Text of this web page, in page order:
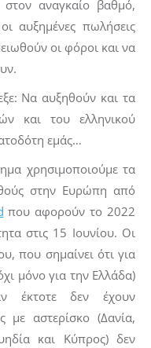
στον αναγκαίο βαθμό,
αυξημένες πωλήσεις
οι φόροι και να
Να αυξηθούν και τα
και του ελληνικού
εμάς…
χρησιμοποιούμε τα
στην Ευρώπη από
που αφορούν το 2022
στις 15 Ιουνίου. Οι
που σημαίνει ότι για
μόνο για την Ελλάδα)
έκτοτε δεν έχουν
με αστερίσκο (Δανία,
και Κύπρος) δεν